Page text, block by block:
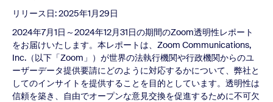
リリース日: 2025年1月29日
2024年7月1日～2024年12月31日の期間のZoom透明性レポート
をお届けいたします。本レポートは、Zoom Communications,
Inc.（以下「Zoom」）が世界の法執行機関や行政機関からのユ
ーザーデータ提供要請にどのように対応するかについて、弊社と
してのインサイトを提供することを目的としています。透明性は
信頼を築き、自由でオープンな意見交換を促進するために不可欠